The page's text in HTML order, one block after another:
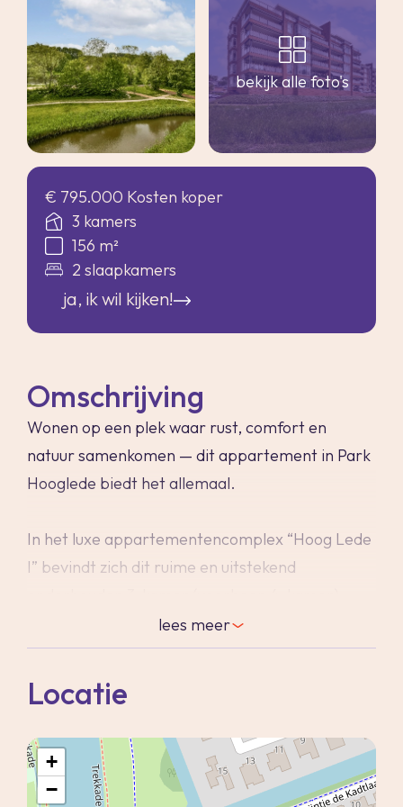
bekijk alle foto's
€ 795.000 Kosten koper
3 kamers
156 m²
2 slaapkamers
ja, ik wil kijken!
Omschrijving
Wonen op een plek waar rust, comfort en
natuur samenkomen — dit appartement in Park
Hooglede biedt het allemaal.
In het luxe appartementencomplex “Hoog Lede
I” bevindt zich dit ruime en uitstekend
appartement op de 3e verdieping. Een heerlijke
woonplek voor wie zorgeloos wil wonen, met alle
gemakken binnen handbereik én de natuur
vlakbij.
Bij binnenkomst valt direct de ruimte en het licht
op. De royale vertrekken en de grote
lees meer
Locatie
+
−